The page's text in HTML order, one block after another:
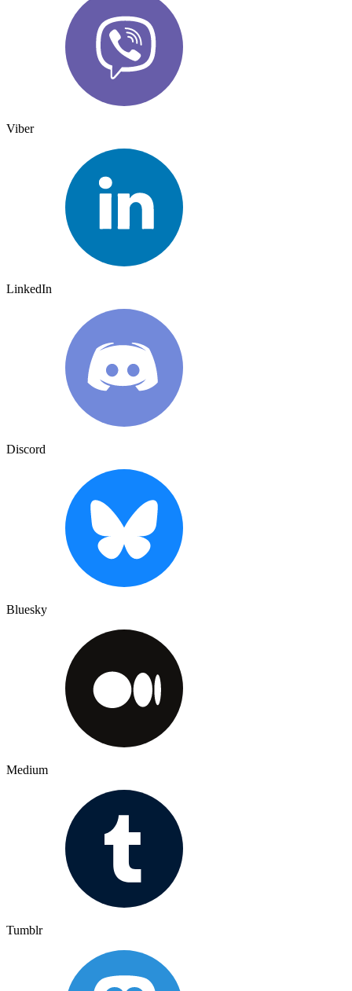
Viber
LinkedIn
Discord
Bluesky
Medium
Tumblr